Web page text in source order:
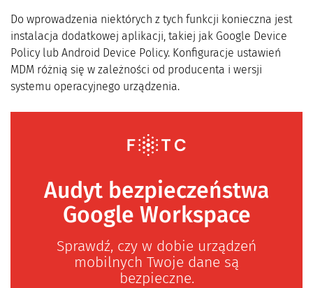
Do wprowadzenia niektórych z tych funkcji konieczna jest
instalacja dodatkowej aplikacji, takiej jak Google Device
Policy lub Android Device Policy. Konfiguracje ustawień
MDM różnią się w zależności od producenta i wersji
systemu operacyjnego urządzenia.
Audyt bezpieczeństwa
Google Workspace
Sprawdź, czy w dobie urządzeń
mobilnych Twoje dane są
bezpieczne.